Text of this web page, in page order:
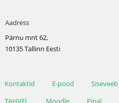
Aadress
Pärnu mnt 62,
10135 Tallinn Eesti
Kontaktid E-pood Siseveeb
TAHVEL
Moodle Pinal